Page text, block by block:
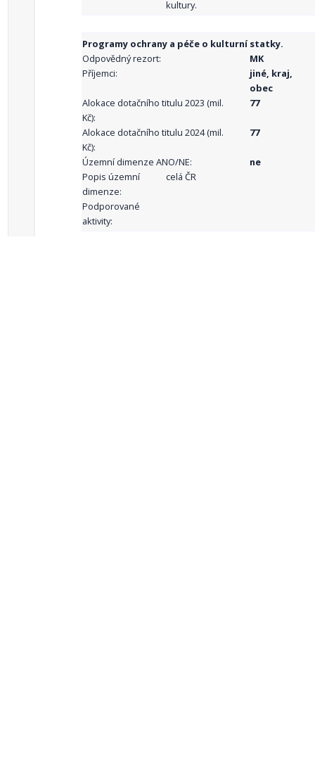
kultury.
Programy ochrany a péče o kulturní statky.
Odpovědný rezort:
MK
Příjemci:
jiné, kraj,
obec
Alokace dotačního titulu 2023 (mil.
Kč):
77
Alokace dotačního titulu 2024 (mil.
Kč):
77
Územní dimenze ANO/NE:
ne
Popis územní
dimenze:
celá ČR
Podporované
aktivity: